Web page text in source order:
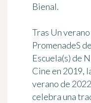
Bienal.
Tras Un
PromenadeS
Escuela(s) de
Cine en 2019,
verano de
celebra una